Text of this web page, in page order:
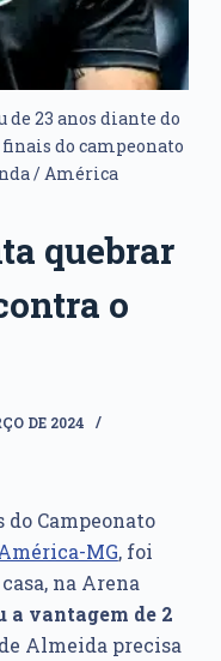
23 anos diante do
do campeonato
/ América
quebrar
o
DE 2024
Campeonato
MG, foi
na Arena
a vantagem de 2
Almeida precisa